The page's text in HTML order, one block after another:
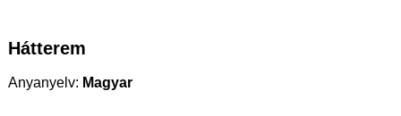
Hátterem
Anyanyelv: Magyar